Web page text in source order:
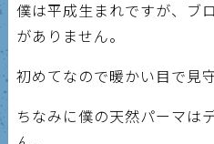
僕は平成生まれですが、ブ
がありません。
初めてなので暖かい目で見
ちなみに僕の天然パーマは